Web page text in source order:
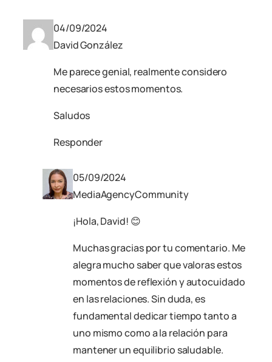
04/09/2024
David González
Me parece genial, realmente considero
necesarios estos momentos.
Saludos
Responder
05/09/2024
MediaAgencyCommunity
¡Hola, David! 😊
Muchas gracias por tu comentario. Me
alegra mucho saber que valoras estos
momentos de reflexión y autocuidado
en las relaciones. Sin duda, es
fundamental dedicar tiempo tanto a
uno mismo como a la relación para
mantener un equilibrio saludable.